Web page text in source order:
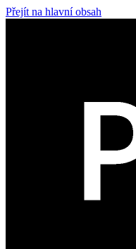
Přejít na hlavní obsah